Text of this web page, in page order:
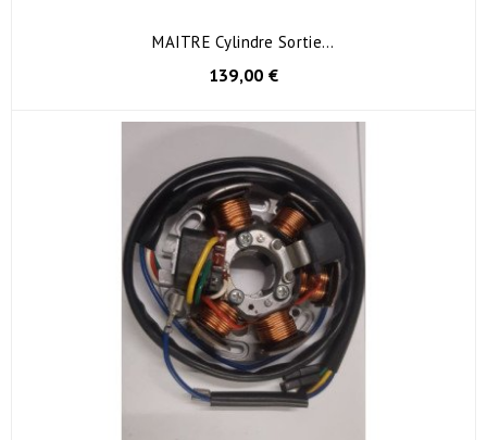
MAITRE Cylindre Sortie...
139,00 €